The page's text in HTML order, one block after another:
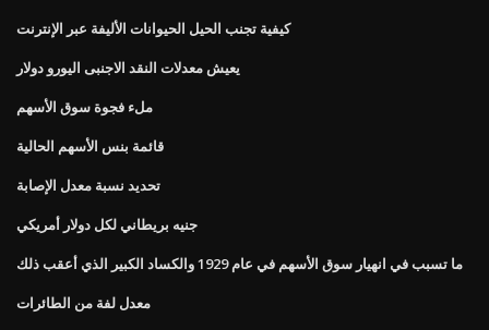
كيفية تجنب الحيل الحيوانات الأليفة عبر الإنترنت
يعيش معدلات النقد الاجنبى اليورو دولار
ملء فجوة سوق الأسهم
قائمة بنس الأسهم الحالية
تحديد نسبة معدل الإصابة
جنيه بريطاني لكل دولار أمريكي
ما تسبب في انهيار سوق الأسهم في عام 1929 والكساد الكبير الذي أعقب ذلك
معدل لفة من الطائرات